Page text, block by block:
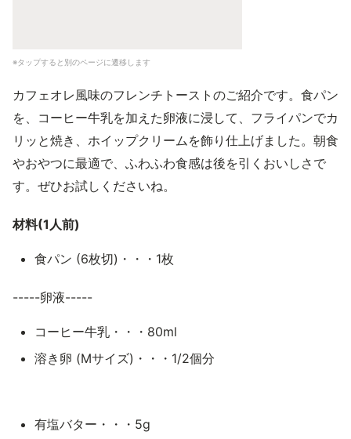
※タップすると別のページに遷移します
カフェオレ風味のフレンチトーストのご紹介です。食パン
を、コーヒー牛乳を加えた卵液に浸して、フライパンでカ
リッと焼き、ホイップクリームを飾り仕上げました。朝食
やおやつに最適で、ふわふわ食感は後を引くおいしさで
す。ぜひお試しくださいね。
材料(1人前)
食パン (6枚切)・・・1枚
-----卵液-----
コーヒー牛乳・・・80ml
溶き卵 (Mサイズ)・・・1/2個分
有塩バター・・・5g